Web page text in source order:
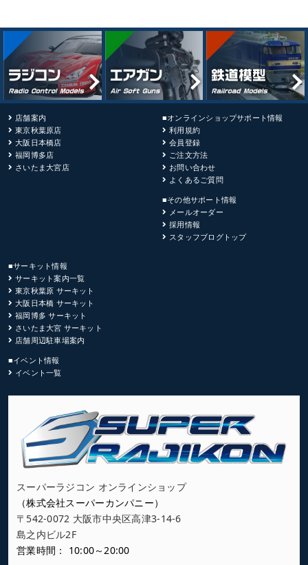
店舗案内
東京秋葉原店
大阪日本橋店
福岡博多店
さいたま大宮店
■オンラインショップサポート情報
利用規約
会員登録
ご注文方法
お問い合わせ
よくあるご質問
■その他サポート情報
メールオーダー
採用情報
スタッフブログトップ
■サーキット情報
サーキット案内一覧
東京秋葉原 サーキット
大阪日本橋 サーキット
福岡博多 サーキット
さいたま大宮 サーキット
店舗周辺駐車場案内
■イベント情報
イベント一覧
スーパーラジコン オンラインショップ
（株式会社スーパーカンパニー）
〒542-0072 大阪市中央区高津3-14-6
島之内ビル2F
営業時間： 10:00～20:00